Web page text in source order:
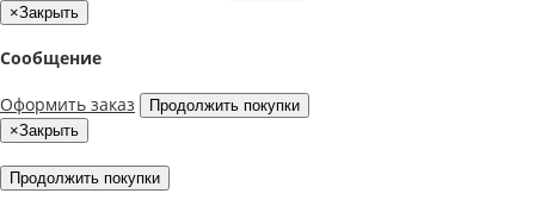
×Закрыть
Сообщение
Оформить заказ
Продолжить покупки
×Закрыть
Продолжить покупки